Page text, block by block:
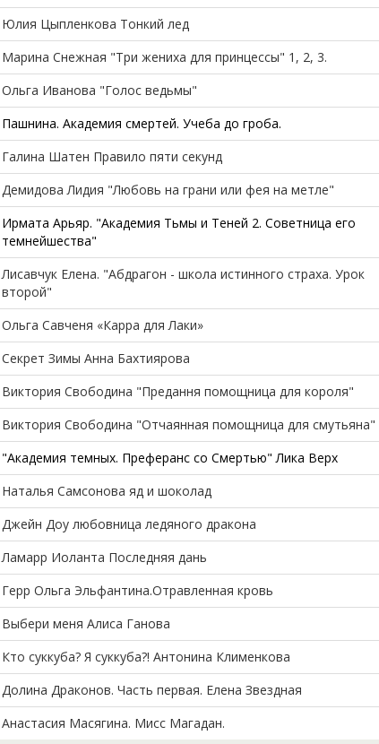
Юлия Цыпленкова Тонкий лед
Марина Снежная "Три жениха для принцессы" 1, 2, 3.
Ольга Иванова "Голос ведьмы"
Пашнина. Академия смертей. Учеба до гроба.
Галина Шатен Правило пяти секунд
Демидова Лидия "Любовь на грани или фея на метле"
Ирмата Арьяр. "Академия Тьмы и Теней 2. Советница его
темнейшества"
Лисавчук Елена. "Абдрагон - школа истинного страха. Урок
второй"
Ольга Савченя «Карра для Лаки»
Секрет Зимы Анна Бахтиярова
Виктория Свободина "Предання помощница для короля"
Виктория Свободина "Отчаянная помощница для смутьяна"
"Академия темных. Преферанс со Смертью" Лика Верх
Наталья Самсонова яд и шоколад
Джейн Доу любовница ледяного дракона
Ламарр Иоланта Последняя дань
Герр Ольга Эльфантина.Отравленная кровь
Выбери меня Алиса Ганова
Кто суккуба? Я суккуба?! Антонина Клименкова
Долина Драконов. Часть первая. Елена Звездная
Анастасия Масягина. Мисс Магадан.